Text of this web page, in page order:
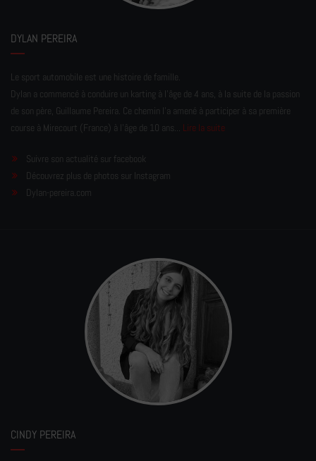
DYLAN PEREIRA
Le sport automobile est une histoire de famille.
Dylan a commencé à conduire un karting à l’âge de 4 ans, à la suite de la passion
de son père, Guillaume Pereira. Ce chemin l'a amené à participer à sa première
course à Mirecourt (France) à l'âge de 10 ans... Lire la suite
Suivre son actualité sur facebook
Découvrez plus de photos sur Instagram
Dylan-pereira.com
CINDY PEREIRA